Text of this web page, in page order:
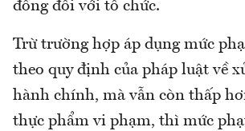
đồng đối với tổ chức.
Trừ trường hợp áp dụng mức
theo quy định của pháp luật về
hành chính, mà vẫn còn thấp
thực phẩm vi phạm, thì mức